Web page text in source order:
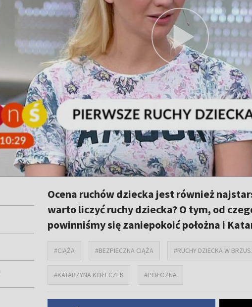
Ocena ruchów dziecka jest również
warto liczyć ruchy dziecka? O tym, od
powinniśmy się zaniepokoić położna i
#CIĄŻA #BEZPIECZNA CIĄŻA #RUCHY DZIECKA W
#KATARZYNA KOŁECZEK #POŁOŻNA